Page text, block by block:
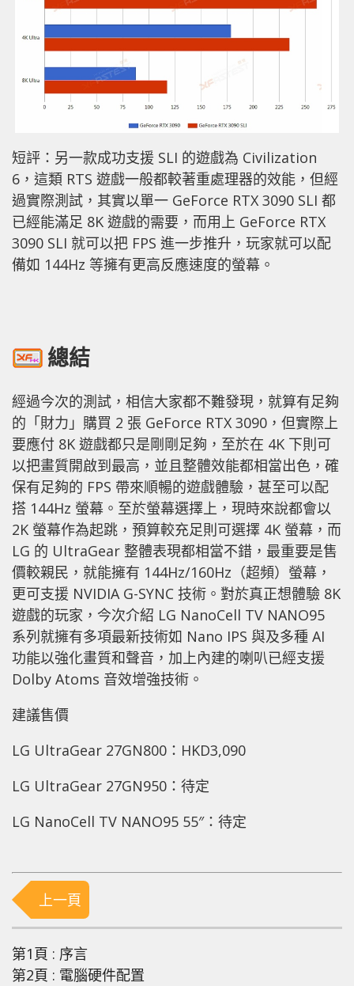
短評：另一款成功支援 SLI 的遊戲為 Civilization
6，這類 RTS 遊戲一般都較著重處理器的效能，但經
過實際測試，其實以單一 GeForce RTX 3090 SLI 都
已經能滿足 8K 遊戲的需要，而用上 GeForce RTX
3090 SLI 就可以把 FPS 進一步推升，玩家就可以配
備如 144Hz 等擁有更高反應速度的螢幕。
總結
經過今次的測試，相信大家都不難發現，就算有足夠
的「財力」購買 2 張 GeForce RTX 3090，但實際上
要應付 8K 遊戲都只是剛剛足夠，至於在 4K 下則可
以把畫質開啟到最高，並且整體效能都相當出色，確
保有足夠的 FPS 帶來順暢的遊戲體驗，甚至可以配
搭 144Hz 螢幕。至於螢幕選擇上，現時來說都會以
2K 螢幕作為起跳，預算較充足則可選擇 4K 螢幕，而
LG 的 UltraGear 整體表現都相當不錯，最重要是售
價較親民，就能擁有 144Hz/160Hz（超頻）螢幕，
更可支援 NVIDIA G-SYNC 技術。對於真正想體驗 8K
遊戲的玩家，今次介紹 LG NanoCell TV NANO95
系列就擁有多項最新技術如 Nano IPS 與及多種 AI
功能以強化畫質和聲音，加上內建的喇叭已經支援
Dolby Atoms 音效增強技術。
建議售價
LG UltraGear 27GN800：HKD3,090
LG UltraGear 27GN950：待定
LG NanoCell TV NANO95 55″：待定
上一頁
第1頁 : 序言
第2頁 : 電腦硬件配置